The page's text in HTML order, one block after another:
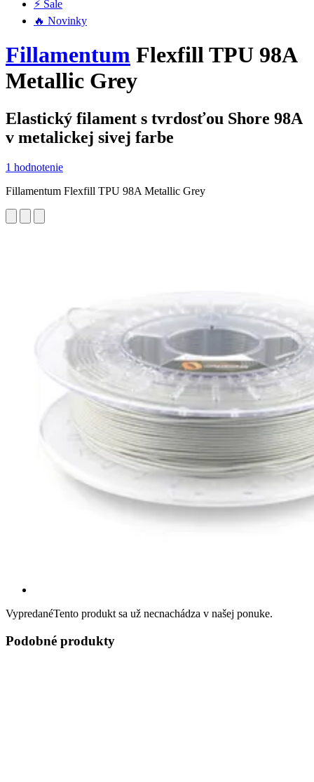
⚡ Sale
🔥 Novinky
Fillamentum Flexfill TPU 98A
Metallic Grey
Elastický filament s tvrdosťou Shore 98A
v metalickej sivej farbe
1 hodnotenie
Fillamentum Flexfill TPU 98A Metallic Grey
VypredanéTento produkt sa už necnachádza v našej ponuke.
Podobné produkty